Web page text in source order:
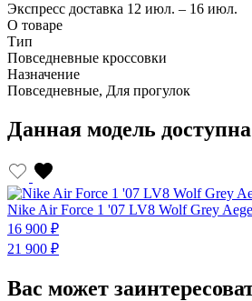
Экспресс доставка 12 июл. – 16 июл.
О товаре
Тип
Повседневные кроссовки
Назначение
Повседневные, Для прогулок
Данная модель
Nike Air Force 1 '07 LV8 Wolf Grey
16 900 ₽
21 900 ₽
Вас может